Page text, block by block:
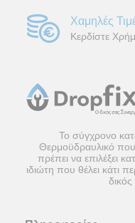
Χαμηλές
Κερδίστε
Το σύγχρονο
Θερμοϋδραυλικό που
πρέπει να επιλέξει
ιδιώτη που θέλει κάτι